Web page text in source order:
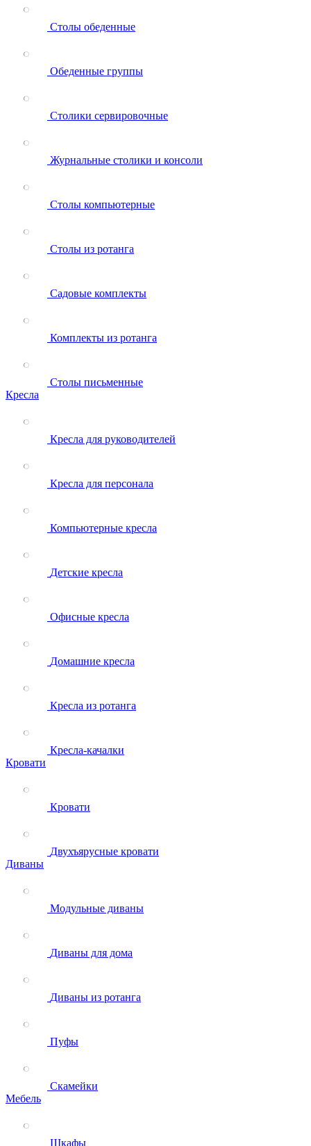
Столы обеденные
Обеденные группы
Столики сервировочные
Журнальные столики и консоли
Столы компьютерные
Столы из ротанга
Садовые комплекты
Комплекты из ротанга
Столы письменные
Кресла
Кресла для руководителей
Кресла для персонала
Компьютерные кресла
Детские кресла
Офисные кресла
Домашние кресла
Кресла из ротанга
Кресла-качалки
Кровати
Кровати
Двухъярусные кровати
Диваны
Модульные диваны
Диваны для дома
Диваны из ротанга
Пуфы
Скамейки
Мебель
Шкафы